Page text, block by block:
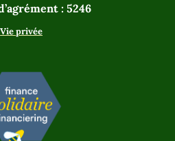
: 5246
Vie privée